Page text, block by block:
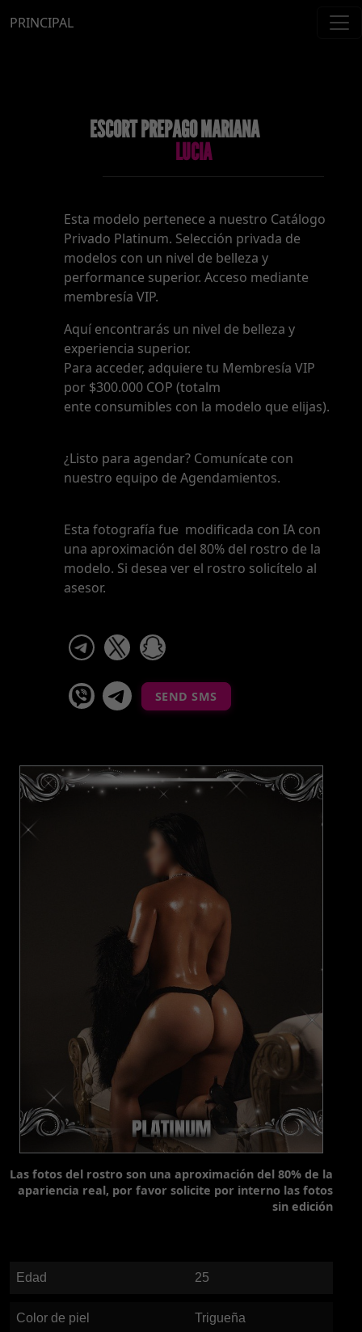
PRINCIPAL
ESCORT PREPAGO MARIANA
LUCIA
Esta modelo pertenece a nuestro Catálogo
Privado Platinum. Selección privada de
modelos con un nivel de belleza y
performance superior. Acceso mediante
membresía VIP.
Aquí encontrarás un nivel de belleza y
experiencia superior.
Para acceder, adquiere tu Membresía VIP
por $300.000 COP (totalm
ente consumibles con la modelo que elijas).
¿Listo para agendar? Comunícate con
nuestro equipo de Agendamientos.
Esta fotografía fue modificada con IA con
una aproximación del 80% del rostro de la
modelo. Si desea ver el rostro solicítelo al
asesor.
telegram
viber Telegram La Celestina
SEND SMS
Las fotos del rostro son una aproximación del 80% de la
apariencia real, por favor solicite por interno las fotos
sin edición
Edad 25
Color de piel Trigueña